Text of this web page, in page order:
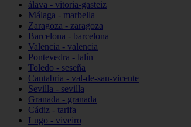
álava - vitoria-gasteiz
Málaga - marbella
Zaragoza - zaragoza
Barcelona - barcelona
Valencia - valencia
Pontevedra - lalín
Toledo - seseña
Cantabria - val-de-san-vicente
Sevilla - sevilla
Granada - granada
Cádiz - tarifa
Lugo - viveiro